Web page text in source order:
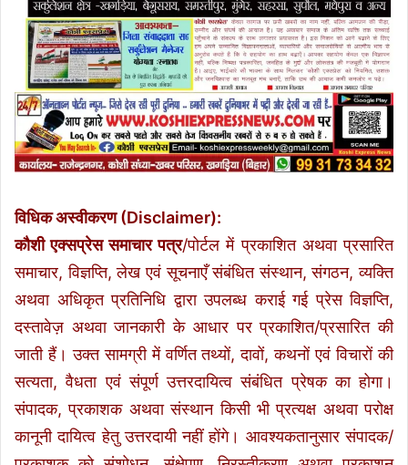
विधिक अस्वीकरण (Disclaimer):
कौशी एक्सप्रेस समाचार पत्र/पोर्टल में प्रकाशित अथवा प्रसारित
समाचार, विज्ञप्ति, लेख एवं सूचनाएँ संबंधित संस्थान, संगठन, व्यक्ति
अथवा अधिकृत प्रतिनिधि द्वारा उपलब्ध कराई गई प्रेस विज्ञप्ति,
दस्तावेज़ अथवा जानकारी के आधार पर प्रकाशित/प्रसारित की
जाती हैं। उक्त सामग्री में वर्णित तथ्यों, दावों, कथनों एवं विचारों की
सत्यता, वैधता एवं संपूर्ण उत्तरदायित्व संबंधित प्रेषक का होगा।
संपादक, प्रकाशक अथवा संस्थान किसी भी प्रत्यक्ष अथवा परोक्ष
कानूनी दायित्व हेतु उत्तरदायी नहीं होंगे। आवश्यकतानुसार संपादक/